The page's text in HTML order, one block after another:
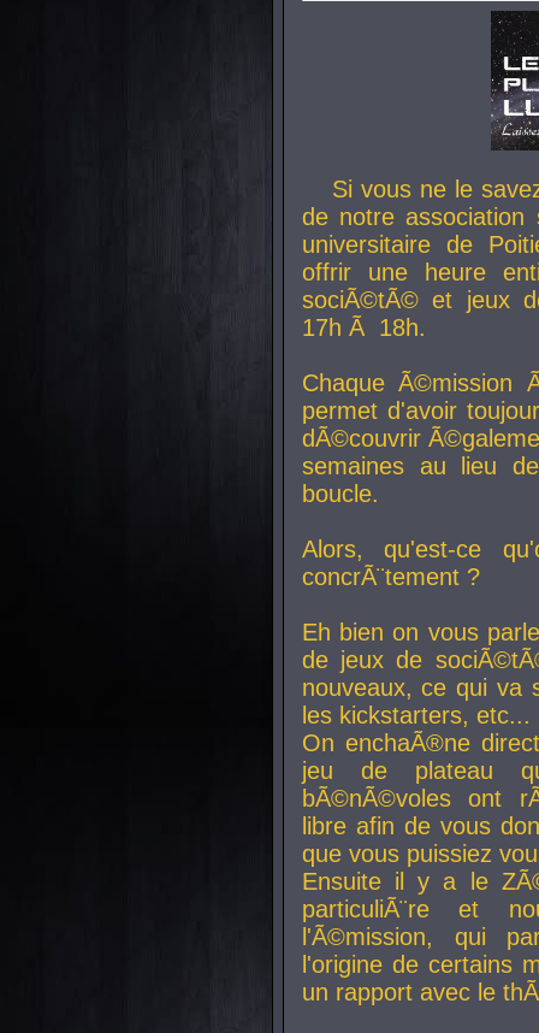
Si vous ne le
de notre
universitaire de
offrir une heure
sociÃ©tÃ© et jeux
17h Ã 18h.
Chaque Ã©mission
permet d'avoir
dÃ©couvrir
semaines au lieu
boucle.
Alors, qu'est-ce
concrÃ¨tement ?
Eh bien on vous
de jeux de
nouveaux, ce qui va
les kickstarters, etc...
On enchaÃ®ne
jeu de plateau
bÃ©nÃ©voles ont
libre afin de vous
que vous puissiez
Ensuite il y a le
particuliÃ¨re et
l'Ã©mission, qui
l'origine de certains
un rapport avec le